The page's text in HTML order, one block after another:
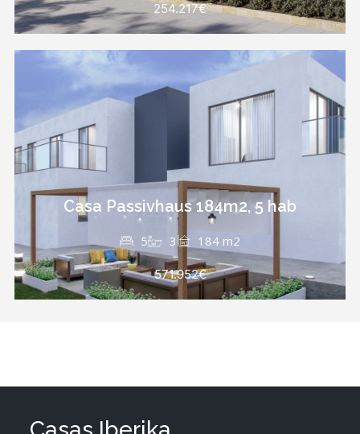
254.217€
Casa Passivhaus 184m2, 5 hab
5 3 184 m2
571.952€